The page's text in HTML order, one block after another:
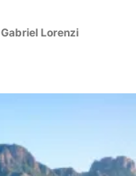
Gabriel Lorenzi